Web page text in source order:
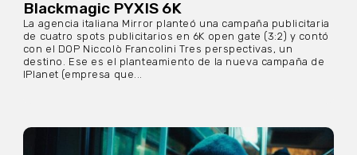
Blackmagic PYXIS 6K
La agencia italiana Mirror planteó una campaña publicitaria
de cuatro spots publicitarios en 6K open gate (3:2) y contó
con el DOP Niccolò Francolini Tres perspectivas, un
destino. Ese es el planteamiento de la nueva campaña de
IPlanet (empresa que...